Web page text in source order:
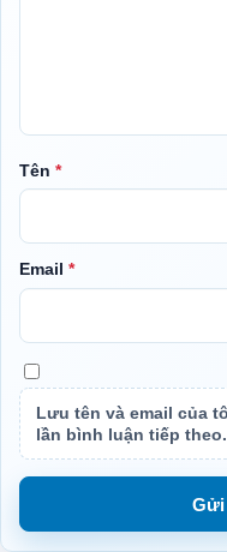
Tên*
Email*
Lưu tên và email của
lần bình luận tiếp theo.